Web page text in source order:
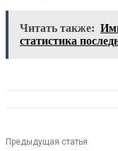
Читать также:
статистика
Предыдущая статья